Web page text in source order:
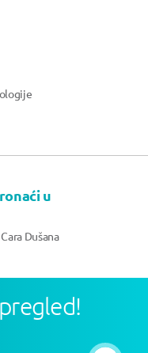
u
Dušana